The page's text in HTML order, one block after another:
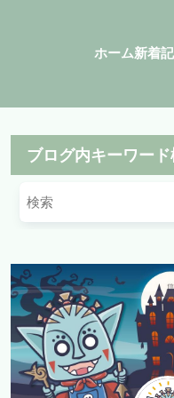
ホーム新着
ブログ内キーワー